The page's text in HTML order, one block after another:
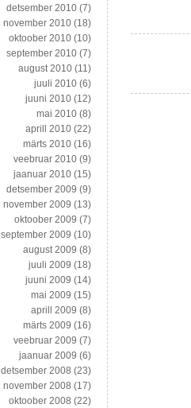
tähtaeg,
detsember 2010 (7)
november 2010 (18)
oktoober 2010 (10)
september 2010 (7)
august 2010 (11)
juuli 2010 (6)
juuni 2010 (12)
mai 2010 (8)
aprill 2010 (22)
märts 2010 (16)
veebruar 2010 (9)
jaanuar 2010 (15)
detsember 2009 (9)
november 2009 (13)
oktoober 2009 (7)
september 2009 (10)
august 2009 (8)
juuli 2009 (18)
juuni 2009 (14)
mai 2009 (15)
aprill 2009 (8)
märts 2009 (16)
veebruar 2009 (7)
jaanuar 2009 (6)
detsember 2008 (23)
november 2008 (17)
oktoober 2008 (22)